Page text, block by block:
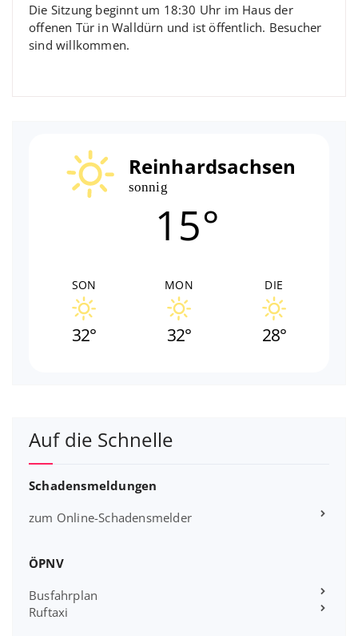
Die Sitzung beginnt um 18:30 Uhr im Haus der
offenen Tür in Walldürn und ist öffentlich. Besucher
sind willkommen.
Reinhardsachsen
sonnig
15°
SON
32°
MON
32°
DIE
28°
Auf die Schnelle
Schadensmeldungen
zum Online-Schadensmelder
ÖPNV
Busfahrplan
Ruftaxi